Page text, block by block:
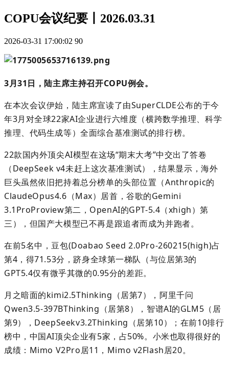
COPU会议纪要丨2026.03.31
2026-03-31 17:00:02 90
3月31日，陆主席主持召开COPU例会。
在本次会议伊始，陆主席宣读了由SuperCLDE公布的于今
年3月对全球22家AI企业进行六维度 （横跨数学推理、科学
推理、代码生成等）全面综合基准测试的排行榜。
22款国内外顶尖AI模型在这场“期末大考”中交出了答卷
（DeepSeek v4未赶上这次基准测试），结果显示，海外
巨头虽然依旧把持着总分榜单的头部位置（Anthropic的
ClaudeOpus4.6 （Max）居首，谷歌的Gemini
3.1ProProview第二， OpenAI的GPT-5.4 （xhigh）第
三），但国产大模型已不再是跟追者而成为并跑者。
在前5名中，豆包(Doabao Seed 2.0Pro-260215(high)占
第4 ，得71.53分，跻身全球第一梯队（与位居第3的
GPT5.4仅有微乎其微的0.95分的差距。
月之暗面的kimi2.5Thinking （居第7），阿里千问
Qwen3.5-397BThinking （居第8）， 智谱AI的GLM5 （居
第9） ， DeepSeekv3.2Thinking （居第10） ； 在前10排行
榜中，中国AI顶尖企业有5家，占50%。小米也取得很好的
成绩： Mimo V2Pro居11 ， Mimo v2Flash居20。